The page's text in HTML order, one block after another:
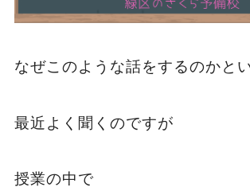
なぜこのような話をするのかと
最近よく聞くのですが
授業の中で